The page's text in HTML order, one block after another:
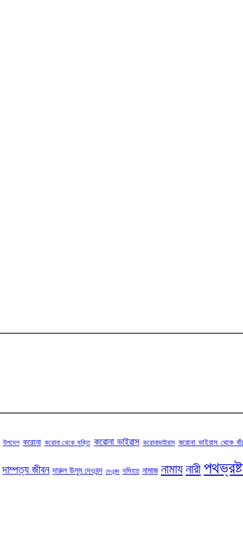
উপদেশ করোনা করোনা থেকে মুক্তি করোনা ভাইরাস করোনাভাইরাস করোনা ভাইরাস থেকে
দাম্পত্য জীবন দারুল উলুম দেওবন্দ দেওবন্দ নসিহত নামাজ নামায নারী